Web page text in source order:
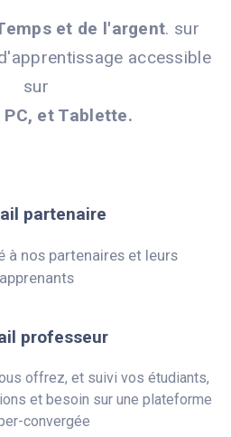
et de l'argent. sur
accessible
sur
et Tablette.
partenaire
à nos partenaires et leurs
apprenants
professeur
offrez, et suivi vos étudiants,
et besoin sur une plateforme
convergée